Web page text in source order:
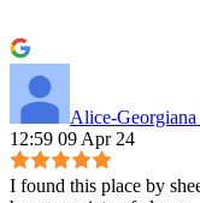
Alice-
12:59 09 Apr 24
I found this place by